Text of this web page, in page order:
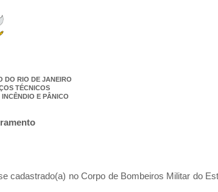
DO RIO DE JANEIRO
TÉCNICOS
E PÂNICO
cadastrado(a) no Corpo de Bombeiros Militar do